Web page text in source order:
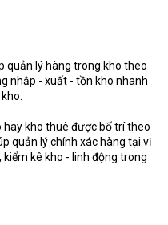
quản lý hàng trong kho theo
nhập - xuất - tồn kho nhanh
hay kho thuê được bố trí theo
quản lý chính xác hàng tại vị
kê kho - linh động trong